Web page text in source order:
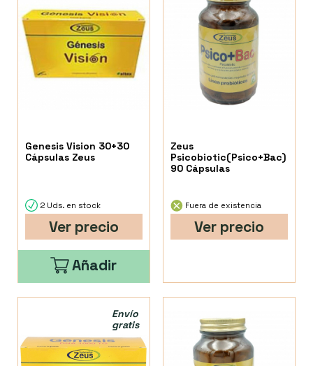
Genesis Vision 30+30
Cápsulas Zeus
2 Uds. en stock
Ver precio
Añadir
Zeus
Psicobiotic(Psico+Bac)
90 Cápsulas
Fuera de existencia
Ver precio
Envío
gratis